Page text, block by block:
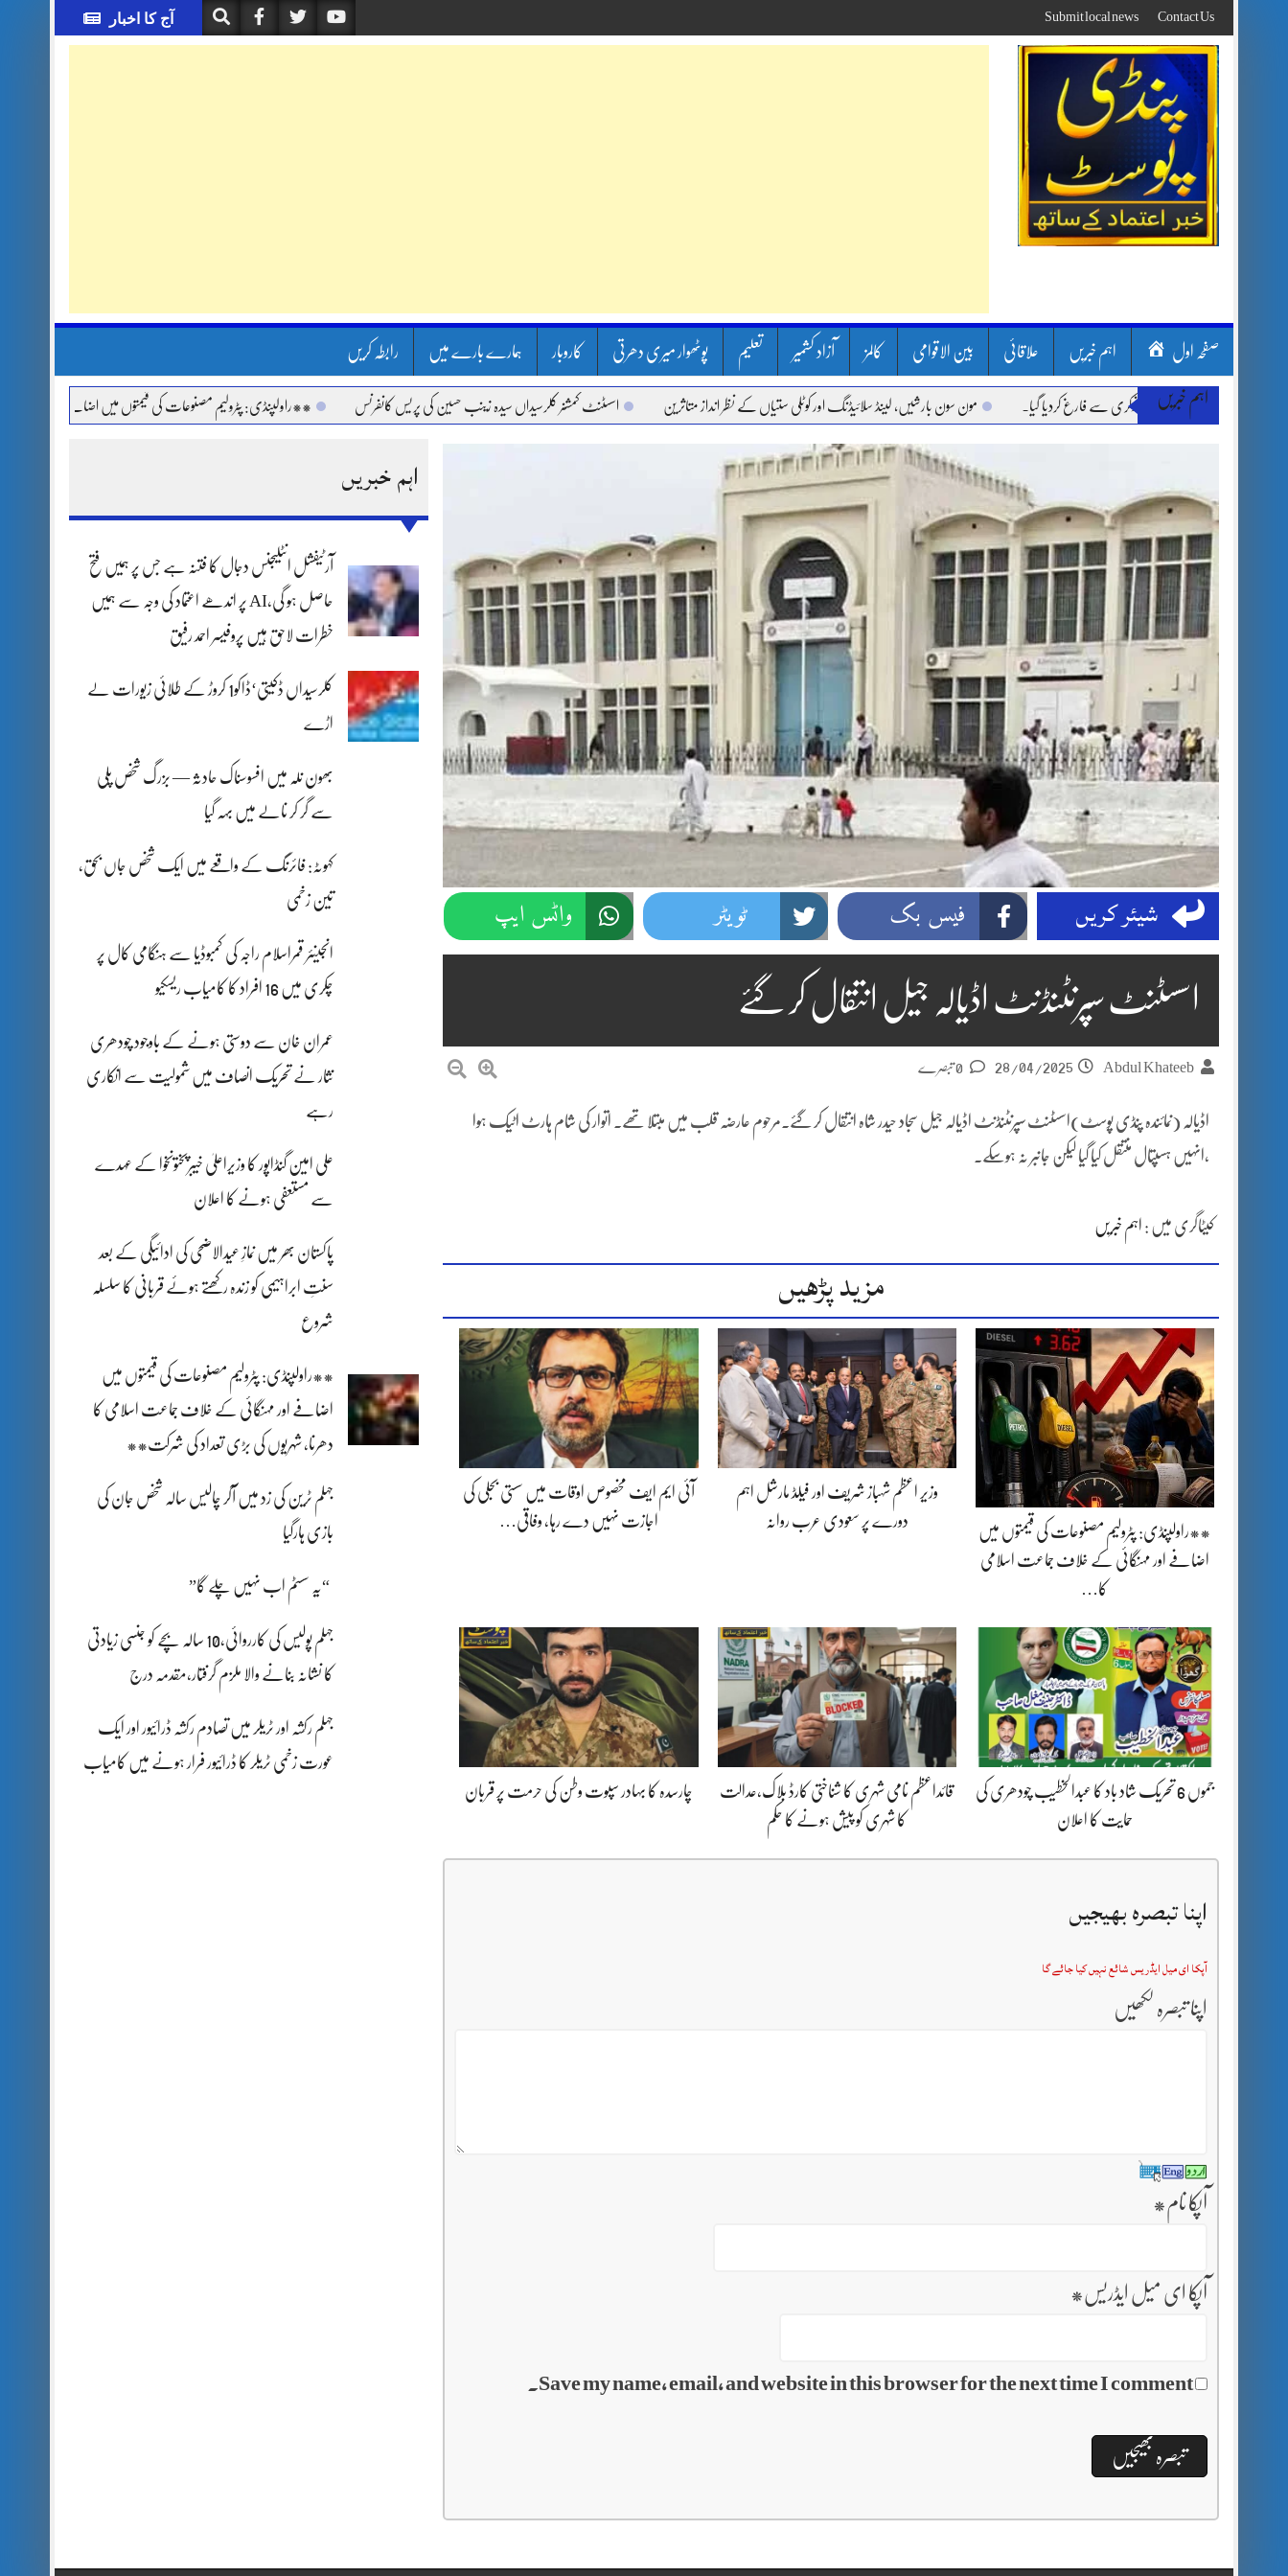
to
content
آج کا اخبار Contact Us
Submit local news
صفحہ اول اہم خبریں علاقائی بین الاقوامی کالمز آزاد کشمیر تعلیم پوٹھوار میری دھرتی کاروبار ہمارے بارے میں رابطہ کریں
اہم خبریں مون سون بارشیں، لینڈ سلائیڈنگ اور کوٹلی ستیاں کے نظر انداز متاثرین اسسٹنٹ کمشنر کلرسیداں سیدہ زینب حسین کی پریس کانفرنس **راولپنڈی: پٹرولیم مصنوعات کی قیمتوں میں اضافے اور مہنگائی کے خلاف
اہم خبریں
آرٹیفشل انٹلیجنس دجال کا فتنہ ہے جس پر ہمیں فتح
حاصل ہو گی،AI پر اندھے اعتماد کی وجہ سے ہمیں
خطرات لاحق ہیں پروفیسر احمد رفیق
کلرسیداں ڈکیتی‘ڈاکو1 کروڑ کے طلائی زیورات لے
اڑے
بھون نلہ میں افسوسناک حادثہ — بزرگ شخص پلی
سے گر کر نالے میں بہہ گیا
کہوٹہ: فائرنگ کے واقعے میں ایک شخص جاں بحق،
تین زخمی
انجینئر قمراسلام راجہ کی کمبوڈیا سے ہنگامی کال پر
چکری میں 16 افراد کا کامیاب ریسکیو
عمران خان سے دوستی ہونے کے باوجود چودھری
نثار نے تحریک انصاف میں شمولیت سے انکاری
رہے
علی امین گنڈاپور کا وزیراعلیٰ خیبرپختونخوا کے عہدے
سے مستعفی ہونے کا اعلان
پاکستان بھر میں نمازِ عیدالاضحی کی ادائیگی کے بعد
سنتِ ابراہیمی کو زندہ رکھتے ہوئے قربانی کا سلسلہ
شروع
**راولپنڈی: پٹرولیم مصنوعات کی قیمتوں میں
اضافے اور مہنگائی کے خلاف جماعت اسلامی کا
دھرنا، شہریوں کی بڑی تعداد کی شرکت**
جہلم ٹرین کی زد میں آکر چالیس سالہ شخص جان کی
بازی ہارگیا
“یہ سسٹم اب نہیں چلے گا”
جہلم پولیس کی کارروائی،10 سالہ بچے کو جنسی زیادتی
کا نشانہ بنانے والا ملزم گرفتار،مقدمہ درج
جہلم رکشہ اور ٹریلر میں تصادم رکشہ ڈرائیور اور ایک
عورت زخمی ٹریلر کا ڈرائیور فرار ہونے میں کامیاب
شیئر کریں فیس بک ٹویٹر واٹس ایپ
اسسٹنٹ سپرنٹنڈنٹ اڈیالہ جیل انتقال کر گئے
Abdul Khateeb
28/04/2025
اڈیالہ (نمائندہ پنڈی پوسٹ)اسسٹنٹ سپرنٹنڈنٹ اڈیالہ جیل سجاد حیدر شاہ انتقال کر گئے۔مرحوم عارضہ قلب میں مبتلا تھے۔ اتوار کی شام ہارٹ اٹیک ہوا
،انہیں ہسپتال منتقل کیا گیا لیکن جانبر نہ ہوسکے۔
کیٹاگری میں : اہم خبریں
مزید پڑھیں
**راولپنڈی: پٹرولیم مصنوعات کی قیمتوں میں
اضافے اور مہنگائی کے خلاف جماعت اسلامی
کا…
وزیر اعظم شہباز شریف اور فیلڈ مارشل اہم
دورے پر سعودی عرب روانہ
آئی ایم ایف مخصوص اوقات میں سستی بجلی کی
اجازت نہیں دے رہا، وفاقی…
جموں 6 تحریک شاد باد کا عبدالخطیب چودھری کی
حمایت کا اعلان
قائداعظم نامی شہری کا شناختی کارڈ بلاک،عدالت
کا شہری کو پیش ہونے کا حکم
چارسدہ کا بہادر سپوت وطن کی حرمت پر قربان
اپنا تبصرہ بھیجیں
آپکا ای میل ایڈریس شائع نہیں کیا جائے گا
اپنا تبصرہ لکھیں
آپکا نام *
آپکا ای میل ایڈریس *
Save my name, email, and website in this browser for the next time I comment.